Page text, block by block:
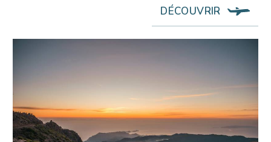
DÉCOUVRIR